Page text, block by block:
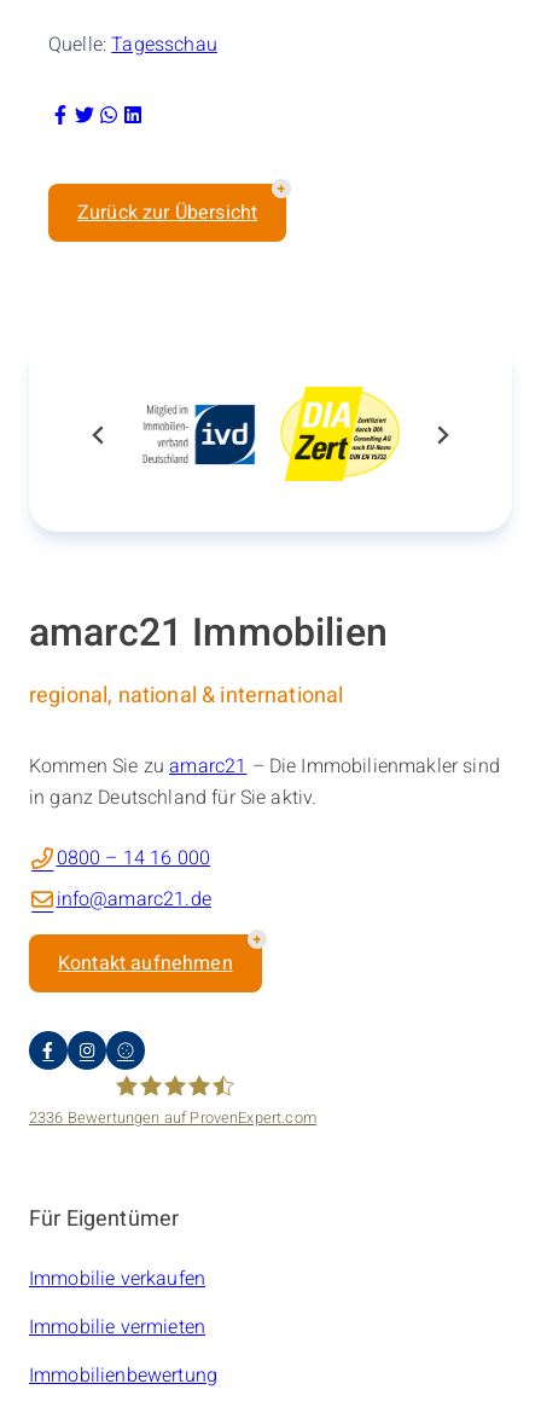
Quelle:Tagesschau
Zurück zur Übersicht
amarc21 Immobilien
regional, national & international
Kommen Sie zuamarc21 – Die Immobilienmakler sind
in ganz Deutschland für Sie aktiv.
0800 – 14 16 000
info@amarc21.de
Kontakt aufnehmen
2336 Bewertungen auf ProvenExpert.com
Für Eigentümer
Immobilie verkaufen
Immobilie vermieten
Immobilienbewertung